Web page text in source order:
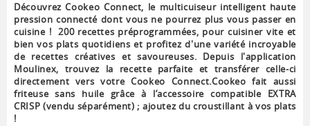
Découvrez Cookeo Connect, le multicuiseur intelligent haute
pression connecté dont vous ne pourrez plus vous passer en
cuisine ! 200 recettes préprogrammées, pour cuisiner vite et
bien vos plats quotidiens et profitez d'une variété incroyable
de recettes créatives et savoureuses. Depuis l'application
Moulinex, trouvez la recette parfaite et transférer celle-ci
directement vers votre Cookeo Connect.Cookeo fait aussi
friteuse sans huile grâce à l’accessoire compatible EXTRA
CRISP (vendu séparément) ; ajoutez du croustillant à vos plats
!